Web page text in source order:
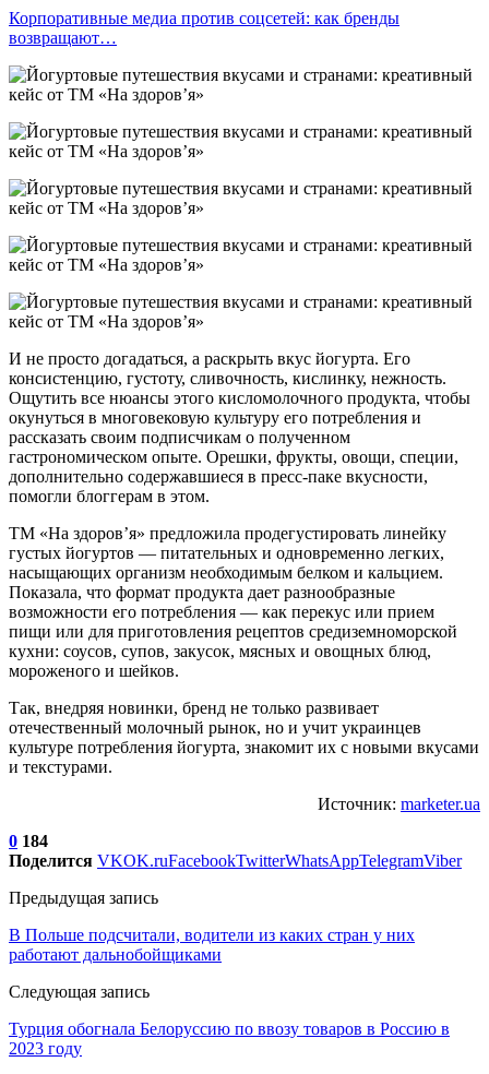
Корпоративные медиа против соцсетей: как бренды
возвращают…
И не просто догадаться, а раскрыть вкус йогурта. Его
консистенцию, густоту, сливочность, кислинку, нежность.
Ощутить все нюансы этого кисломолочного продукта, чтобы
окунуться в многовековую культуру его потребления и
рассказать своим подписчикам о полученном
гастрономическом опыте. Орешки, фрукты, овощи, специи,
дополнительно содержавшиеся в пресс-паке вкусности,
помогли блоггерам в этом.
ТМ «На здоров’я» предложила продегустировать линейку
густых йогуртов — питательных и одновременно легких,
насыщающих организм необходимым белком и кальцием.
Показала, что формат продукта дает разнообразные
возможности его потребления — как перекус или прием
пищи или для приготовления рецептов средиземноморской
кухни: соусов, супов, закусок, мясных и овощных блюд,
мороженого и шейков.
Так, внедряя новинки, бренд не только развивает
отечественный молочный рынок, но и учит украинцев
культуре потребления йогурта, знакомит их с новыми вкусами
и текстурами.
Источник: marketer.ua
0 184
Поделится VKOK.ruFacebookTwitterWhatsAppTelegramViber
Предыдущая запись
В Польше подсчитали, водители из каких стран у них
работают дальнобойщиками
Следующая запись
Турция обогнала Белоруссию по ввозу товаров в Россию в
2023 году